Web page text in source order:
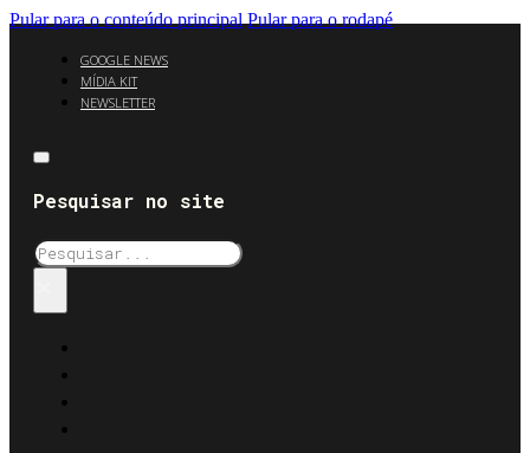
Pular para o conteúdo principal Pular para o rodapé
GOOGLE NEWS
MÍDIA KIT
NEWSLETTER
Pesquisar no site
Pesquisar